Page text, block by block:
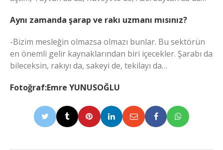
Aynı zamanda şarap ve rakı uzmanı mısınız?
-Bizim mesleğin olmazsa olmazı bunlar. Bu sektörün
en önemli gelir kaynaklarından biri içecekler. Şarabı da
bileceksin, rakıyı da, sakeyi de, tekilayı da…
Fotoğraf:Emre YUNUSOĞLU